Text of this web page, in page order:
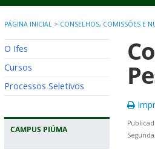
PÁGINA INICIAL > CONSELHOS, COMISSÕES E
O Ifes
Cursos
Processos Seletivos
CAMPUS PIÚMA